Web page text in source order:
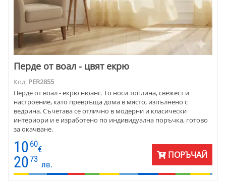
Перде от воал - цвят екрю
Код: PER2855
Перде от воал - екрю нюанс. То носи топлина, свежест и
настроение, като превръща дома в място, изпълнено с
ведрина. Съчетава се отлично в модерни и класически
интериори и е изработено по индивидуална поръчка, готово
за окачване.
10 60
€
2073
лв.
ПОРЪЧАЙ